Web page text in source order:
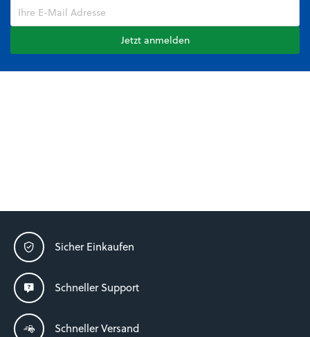
Jetzt anmelden
Sicher Einkaufen
Schneller Support
Schneller Versand